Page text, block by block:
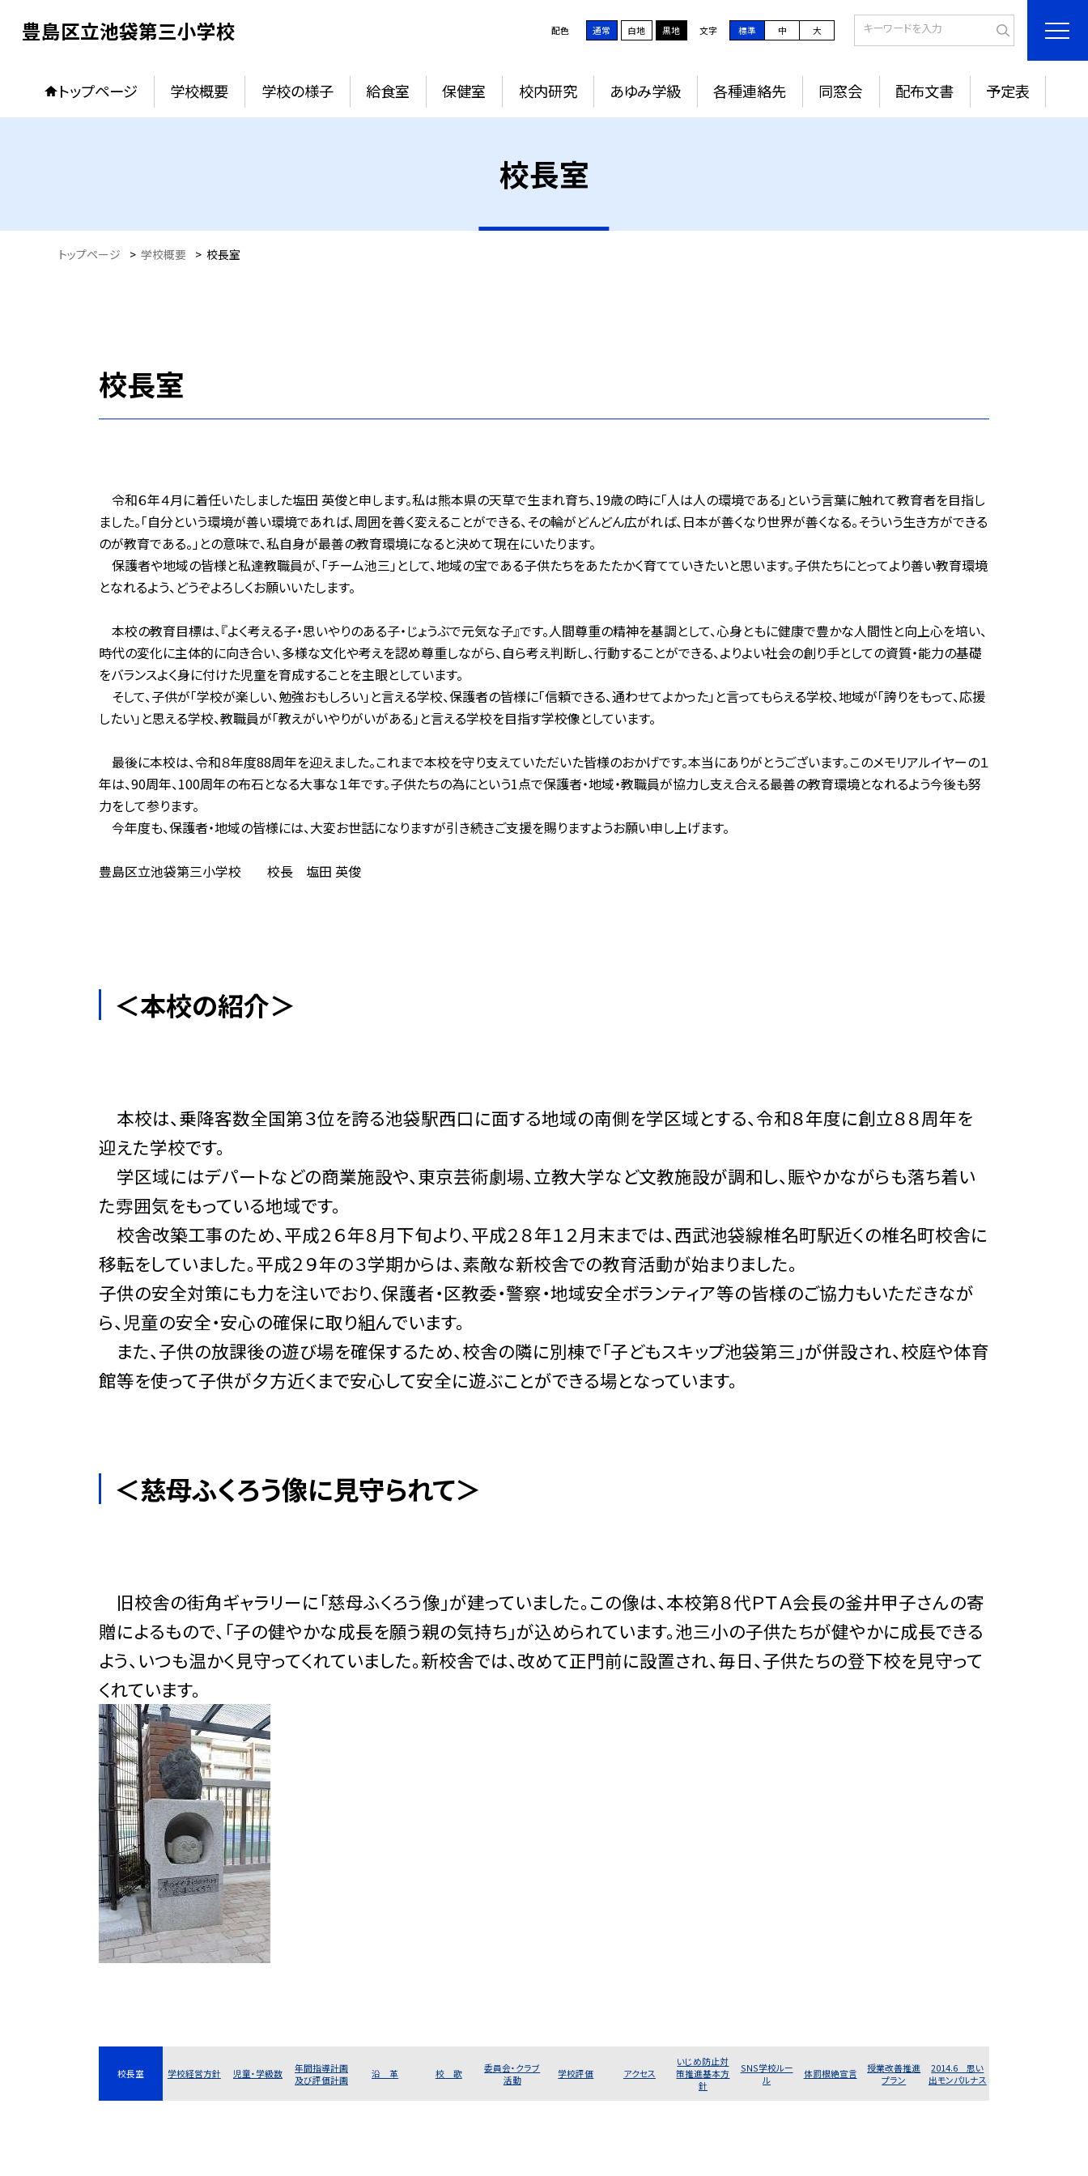
豊島区立池袋第三小学校 配色 通常 白地 黒地 文字 標準 中 大
トップページ 学校概要 学校の様子 給食室 保健室 校内研究 あゆみ学級 各種連絡先 同窓会 配布文書 予定表
校長室
トップページ > 学校概要 > 校長室
校長室
令和６年４月に着任いたしました塩田 英俊と申します。私は熊本県の天草で生まれ育ち、19歳の時に「人は人の環境である」という言葉に触れて教育者を目指し
ました。「自分という環境が善い環境であれば、周囲を善く変えることができる、その輪がどんどん広がれば、日本が善くなり世界が善くなる。そういう生き方ができる
のが教育である。」との意味で、私自身が最善の教育環境になると決めて現在にいたります。
保護者や地域の皆様と私達教職員が、「チーム池三」として、地域の宝である子供たちをあたたかく育てていきたいと思います。子供たちにとってより善い教育環境
となれるよう、どうぞよろしくお願いいたします。
本校の教育目標は、『よく考える子・思いやりのある子・じょうぶで元気な子』です。人間尊重の精神を基調として、心身ともに健康で豊かな人間性と向上心を培い、
時代の変化に主体的に向き合い、多様な文化や考えを認め尊重しながら、自ら考え判断し、行動することができる、よりよい社会の創り手としての資質・能力の基礎
をバランスよく身に付けた児童を育成することを主眼としています。
そして、子供が「学校が楽しい、勉強おもしろい」と言える学校、保護者の皆様に「信頼できる、通わせてよかった」と言ってもらえる学校、地域が「誇りをもって、応援
したい」と思える学校、教職員が「教えがいやりがいがある」と言える学校を目指す学校像としています。
最後に本校は、令和８年度88周年を迎えました。これまで本校を守り支えていただいた皆様のおかげです。本当にありがとうございます。このメモリアルイヤーの１
年は、90周年、100周年の布石となる大事な１年です。子供たちの為にという1点で保護者・地域・教職員が協力し支え合える最善の教育環境となれるよう今後も努
力をして参ります。
今年度も、保護者・地域の皆様には、大変お世話になりますが引き続きご支援を賜りますようお願い申し上げます。
豊島区立池袋第三小学校 校長 塩田 英俊
＜本校の紹介＞
本校は、乗降客数全国第３位を誇る池袋駅西口に面する地域の南側を学区域とする、令和８年度に創立８８周年を
迎えた学校です。
学区域にはデパートなどの商業施設や、東京芸術劇場、立教大学など文教施設が調和し、賑やかながらも落ち着い
た雰囲気をもっている地域です。
校舎改築工事のため、平成２６年８月下旬より、平成２８年１２月末までは、西武池袋線椎名町駅近くの椎名町校舎に
移転をしていました。平成２９年の３学期からは、素敵な新校舎での教育活動が始まりました。
子供の安全対策にも力を注いでおり、保護者・区教委・警察・地域安全ボランティア等の皆様のご協力もいただきなが
ら、児童の安全・安心の確保に取り組んでいます。
また、子供の放課後の遊び場を確保するため、校舎の隣に別棟で「子どもスキップ池袋第三」が併設され、校庭や体育
館等を使って子供が夕方近くまで安心して安全に遊ぶことができる場となっています。
＜慈母ふくろう像に見守られて＞
旧校舎の街角ギャラリーに「慈母ふくろう像」が建っていました。この像は、本校第８代ＰＴＡ会長の釜井甲子さんの寄
贈によるもので、「子の健やかな成長を願う親の気持ち」が込められています。池三小の子供たちが健やかに成長できる
よう、いつも温かく見守ってくれていました。新校舎では、改めて正門前に設置され、毎日、子供たちの登下校を見守って
くれています。
校長室 学校経営方針 児童・学級数
年間指導計画
及び評価計画
沿 革 校 歌
委員会・クラブ
活動
学校評価 アクセス
いじめ防止対
策推進基本方
針
SNS学校ルー
ル
体罰根絶宣言
授業改善推進
プラン
2014.6 思い
出モンパルナス